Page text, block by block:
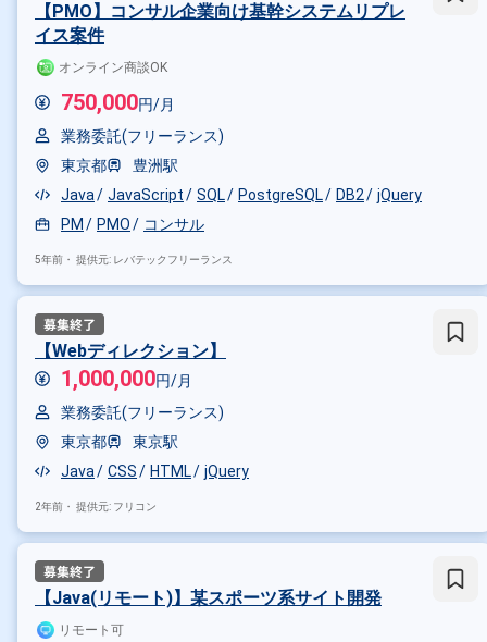
【PMO】コンサル企業向け基幹システムリプレ
イス案件
オンライン商談OK
750,000円/月
業務委託(フリーランス)
東京都
豊洲駅
Java
JavaScript SQL PostgreSQL DB2
jQuery
PM
PMO コンサル
5年前・ 提供元: レバテックフリーランス
【Webディレクション】
1,000,000円/月
業務委託(フリーランス)
東京都
東京駅
Java
CSS HTML jQuery
2年前・ 提供元: フリコン
【Java(リモート)】某スポーツ系サイト開発
リモート可
職種で絞り込む
その他の条件で検索する
その他開発言語・スキルから探す